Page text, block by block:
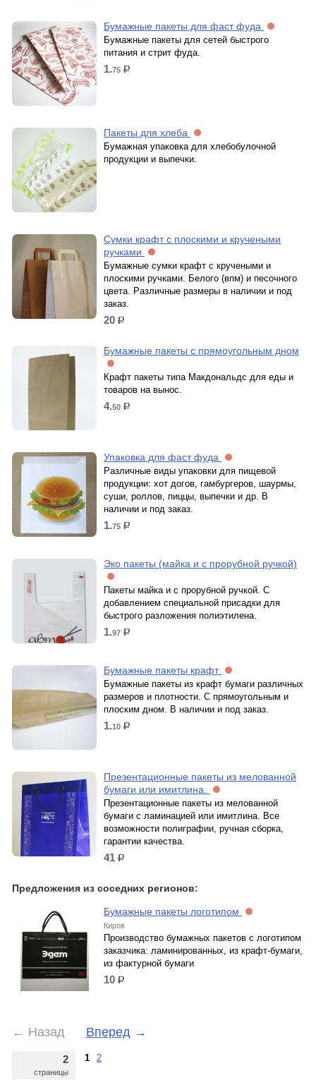
Бумажные пакеты для фаст фуда
Бумажные пакеты для сетей быстрого
питания и стрит фуда.
1.75 р.
Пакеты для хлеба
Бумажная упаковка для хлебобулочной
продукции и выпечки.
Сумки крафт с плоскими и кручеными
ручками
Бумажные сумки крафт с кручеными и
плоскими ручками. Белого (впм) и песочного
цвета. Различные размеры в наличии и под
заказ.
20 р.
Бумажные пакеты с прямоугольным дном
Крафт пакеты типа Макдональдс для еды и
товаров на вынос.
4.50 р.
Упаковка для фаст фуда
Различные виды упаковки для пищевой
продукции: хот догов, гамбургеров, шаурмы,
суши, роллов, пиццы, выпечки и др. В
наличии и под заказ.
1.75 р.
Эко пакеты (майка и с прорубной ручкой)
Пакеты майка и с прорубной ручкой. С
добавлением специальной присадки для
быстрого разложения полиэтилена.
1.97 р.
Бумажные пакеты крафт
Бумажные пакеты из крафт бумаги различных
размеров и плотности. С прямоугольным и
плоским дном. В наличии и под заказ.
1.10 р.
Презентационные пакеты из мелованной
бумаги или имитлина.
Презентационные пакеты из мелованной
бумаги с ламинацией или имитлина. Все
возможности полиграфии, ручная сборка,
гарантии качества.
41 р.
Предложения из соседних регионов:
Бумажные пакеты логотипом
Киров
Производство бумажных пакетов с логотипом
заказчика: ламинированных, из крафт-бумаги,
из фактурной бумаги
10 р.
← Назад Вперед →
2
страницы
1 2